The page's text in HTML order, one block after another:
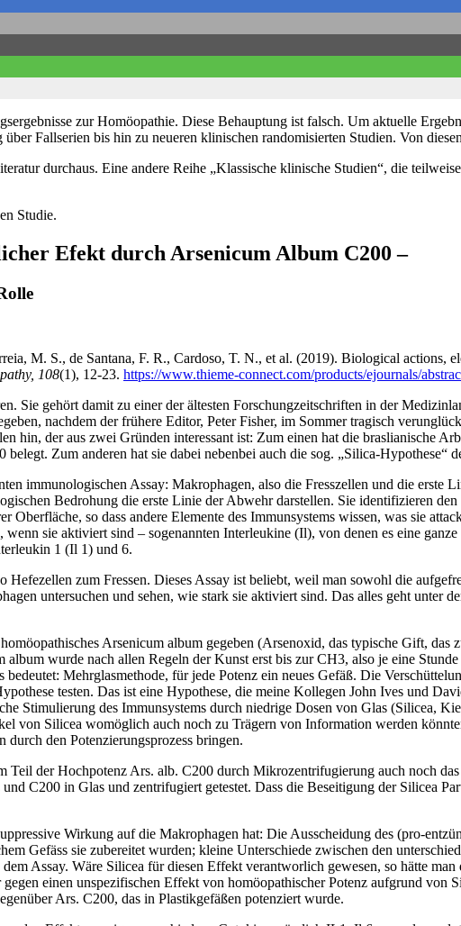
zur Homöopathie. Diese Behauptung ist falsch. Um aktuelle
Fallserien bis hin zu neueren klinischen randomisierten Studien. Von
durchaus. Eine andere Reihe „Klassische klinische Studien“, die
Studie.
Efekt durch Arsenicum Album C200 –
M. S., de Santana, F. R., Cardoso, T. N., et al. (2019). Biological actions,
108(1), 12-23. https://www.thieme-connect.com/products/ejournals/
Sie gehört damit zu einer der ältesten Forschungzeitschriften in der
nachdem der frühere Editor, Peter Fisher, im Sommer tragisch
hin, der aus zwei Gründen interessant ist: Zum einen hat die braslianische
Zum anderen hat sie dabei nebenbei auch die sog. „Silica-
immunologischen Assay: Makrophagen, also die Fresszellen und die
Bedrohung die erste Linie der Abwehr darstellen. Sie identifizieren
Oberfläche, so dass andere Elemente des Immunsystems wissen, was sie
sie aktiviert sind – sogenannten Interleukine (Il), von denen es eine
1 (Il 1) und 6.
zum Fressen. Dieses Assay ist beliebt, weil man sowohl die
untersuchen und sehen, wie stark sie aktiviert sind. Das alles geht
Arsenicum album gegeben (Arsenoxid, das typische Gift,
wurde nach allen Regeln der Kunst erst bis zur CH3, also je eine
Mehrglasmethode, für jede Potenz ein neues Gefäß. Die
testen. Das ist eine Hypothese, die meine Kollegen John Ives und
Stimulierung des Immunsystems durch niedrige Dosen von Glas (Silicea,
von Silicea womöglich auch noch zu Trägern von Information werden
den Potenzierungsprozess bringen.
Teil der Hochpotenz Ars. alb. C200 durch Mikrozentrifugierung auch noch
C200 in Glas und zentrifugiert getestet. Dass die Beseitigung der Silicea
Wirkung auf die Makrophagen hat: Die Ausscheidung des (pro-
Gefäss sie zubereitet wurden; kleine Unterschiede zwischen den
Assay. Wäre Silicea für diesen Effekt verantworlich gewesen, so hätte
einen unspezifischen Effekt von homöopathischer Potenz aufgrund
Ars. C200, das in Plastikgefäßen potenziert wurde.